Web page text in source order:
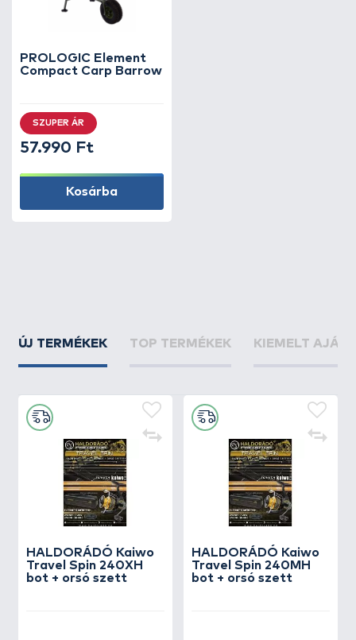
PROLOGIC Element
Compact Carp Barrow
SZUPER ÁR
57.990 Ft
Kosárba
ÚJ TERMÉKEK TOP TERMÉKEK KIEMELT
HALDORÁDÓ Kaiwo
Travel Spin 240XH
bot + orsó szett
HALDORÁDÓ Kaiwo
Travel Spin 240MH
bot + orsó szett